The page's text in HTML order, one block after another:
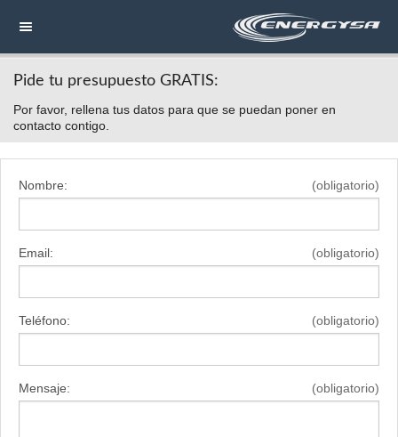
NAVEGACIÓN
HOME
Pide tu presupuesto GRATIS:
Por favor, rellena tus datos para que se puedan poner en
contacto contigo.
Nombre: (obligatorio)
Email: (obligatorio)
Teléfono: (obligatorio)
Mensaje: (obligatorio)